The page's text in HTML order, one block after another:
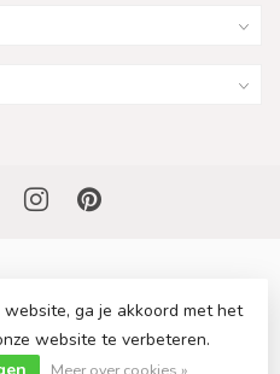
- Powered byLightspeed
by Dyvelopment
ga je akkoord met het
website te verbeteren.
Meer over cookies »